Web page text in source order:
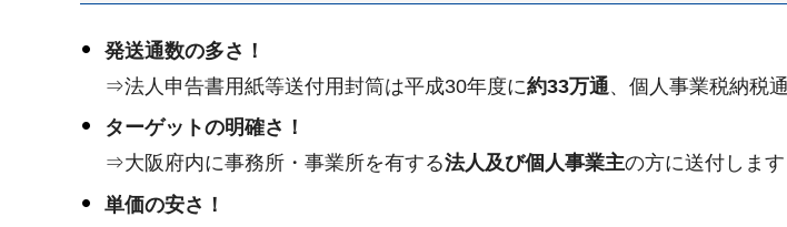
発送通数の多さ！
⇒法人申告書用紙等送付用封筒は平成30年度に約33万通、個人事業税納税
ターゲットの明確さ！
⇒大阪府内に事務所・事業所を有する法人及び個人事業主の方に送付します
単価の安さ！